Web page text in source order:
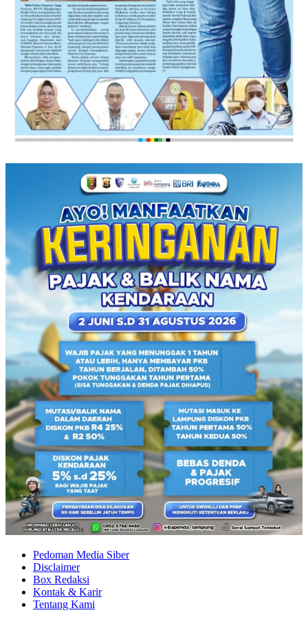
Pedoman Media Siber
Disclaimer
Box Redaksi
Kontak & Karir
Tentang Kami